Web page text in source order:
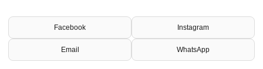
Facebook Instagram
Email WhatsApp